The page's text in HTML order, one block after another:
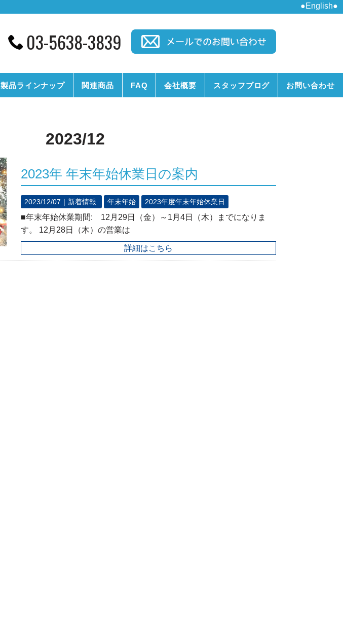
●English●
03-5638-3839
製品ラインナップ 関連商品 FAQ 会社概要 スタッフブログ お問い合わせ
2023/12
2023年 年末年始休業日の案内
2023/12/07｜ 新着情報 年末年始 2023年度年末年始休業日
■年末年始休業期間: 12月29日（金）～1月4日（木）までになりま
す。 12月28日（木）の営業は
詳細はこちら